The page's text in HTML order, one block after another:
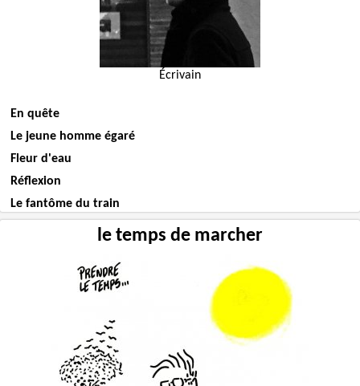
Écrivain
En quête
Le jeune homme égaré
Fleur d'eau
Réflexion
Le fantôme du train
le temps de marcher